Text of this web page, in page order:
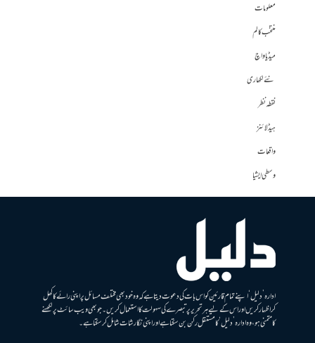
معلومات
منتخب کالم
میڈیا واچ
نئے لکھاری
نقطہ نظر
ہیڈلائنز
واقعات
وسطی ایشیا
ادارہ ’دلیل‘ اپنے تمام قارئین کو اس بات کی دعوت دیتا ہے کہ وہ خود بھی مختلف مسائل پر اپنی رائے کا کھل
کر اظہار کریں اور اس کے لیے ہر تحریر پر تبصرے کی سہولت کا استعمال کریں۔ جو بھی ویب سائٹ پر لکھنے
کا متمنی ہو، وہ ادارہ ’دلیل‘ کا مستقل رکن بن سکتا ہے اور اپنی نگارشات شامل کرسکتا ہے۔